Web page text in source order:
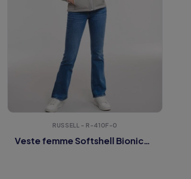
RUSSELL - R-410F-0
Veste femme Softshell Bionic-Finish®